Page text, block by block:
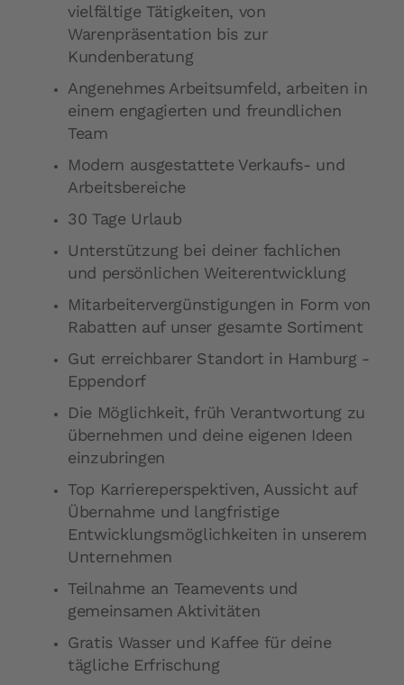
vielfältige Tätigkeiten, von
Warenpräsentation bis zur
Kundenberatung
Angenehmes Arbeitsumfeld, arbeiten in
einem engagierten und freundlichen
Team
Modern ausgestattete Verkaufs- und
Arbeitsbereiche
30 Tage Urlaub
Unterstützung bei deiner fachlichen
und persönlichen Weiterentwicklung
Mitarbeitervergünstigungen in Form von
Rabatten auf unser gesamte Sortiment
Gut erreichbarer Standort in Hamburg -
Eppendorf
Die Möglichkeit, früh Verantwortung zu
übernehmen und deine eigenen Ideen
einzubringen
Top Karriereperspektiven, Aussicht auf
Übernahme und langfristige
Entwicklungsmöglichkeiten in unserem
Unternehmen
Teilnahme an Teamevents und
gemeinsamen Aktivitäten
Gratis Wasser und Kaffee für deine
tägliche Erfrischung